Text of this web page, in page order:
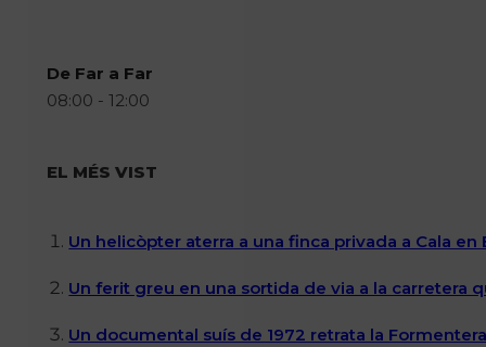
De Far a Far
08:00 - 12:00
EL MÉS VIST
Un helicòpter aterra a una finca privada a Cala
Un ferit greu en una sortida de via a la carretera
Un documental suís de 1972 retrata la